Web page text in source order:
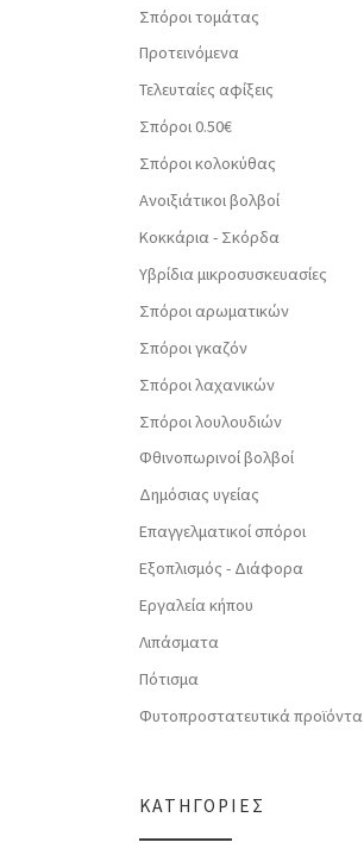
Σπόροι τομάτας
Προτεινόμενα
Τελευταίες αφίξεις
Σπόροι 0.50€
Σπόροι κολοκύθας
Ανοιξιάτικοι βολβοί
Κοκκάρια - Σκόρδα
Υβρίδια μικροσυσκευασίες
Σπόροι αρωματικών
Σπόροι γκαζόν
Σπόροι λαχανικών
Σπόροι λουλουδιών
Φθινοπωρινοί βολβοί
Δημόσιας υγείας
Επαγγελματικοί σπόροι
Εξοπλισμός - Διάφορα
Εργαλεία κήπου
Λιπάσματα
Πότισμα
Φυτοπροστατευτικά προϊόντα
ΚΑΤΗΓΟΡΊΕΣ